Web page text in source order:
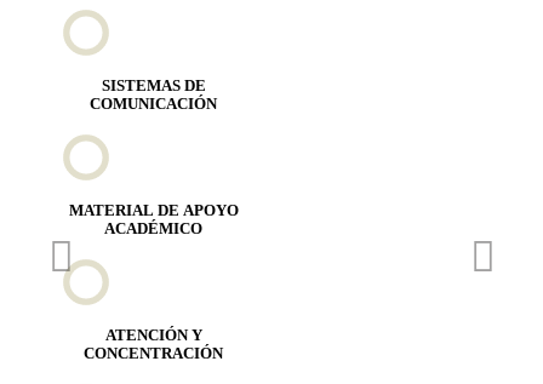
SISTEMAS DE
COMUNICACIÓN
MATERIAL DE APOYO
ACADÉMICO
ATENCIÓN Y
CONCENTRACIÓN